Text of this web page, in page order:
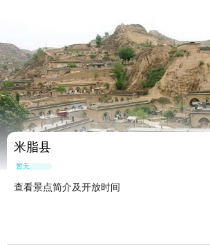
米脂县
暂无点评
查看景点简介及开放时间